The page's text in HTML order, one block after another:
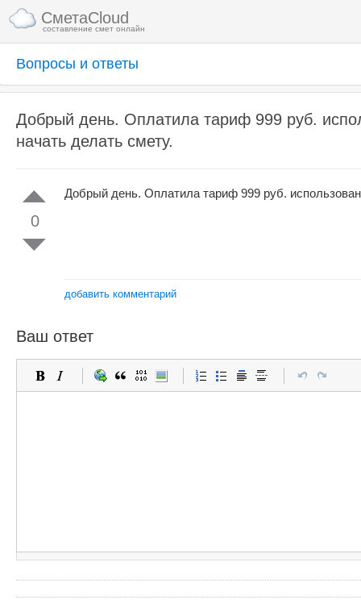
СметаCloud
составление смет онлайн
Вопросы и ответы
Добрый день. Оплатила тариф 999 руб.
начать делать смету.
0
Добрый день. Оплатила тариф 999 руб.
добавить комментарий
Ваш ответ